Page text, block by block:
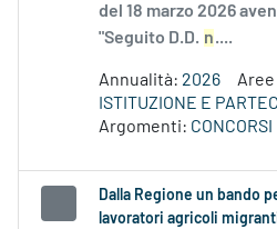
del 18 marzo 2026
"Seguito D.D. n....
Annualità: 2026
ISTITUZIONE E
Argomenti: CONCORSI
Dalla Regione un bando
lavoratori agricoli